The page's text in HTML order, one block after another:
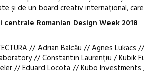
și de un board creativ internațional,
Romanian Design Week 2018
// Adrian Balcău // Agnes
// Constantin Laurențiu / Kubik
// Eduard Locota // Kubo